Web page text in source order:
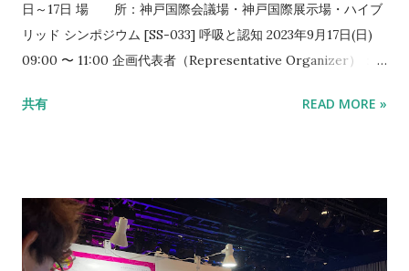
日～17日 場 所：神戸国際会議場・神戸国際展示場・ハイブ
リッド シンポジウム [SS-033] 呼吸と認知 2023年9月17日(日)
09:00 〜 11:00 企画代表者（Representative Organizer）：本
田 有史2、水原 啓太3,4 司会者（Chair）：本間 元康1 (1. 昭和大
子2、齋藤 努2、佐藤 亮太郎2、和田 有史1 (1. 立命館大学、2. 不
二製油株式会社)
共有 READ MORE »